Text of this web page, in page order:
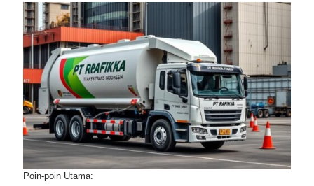
Poin-poin Utama: